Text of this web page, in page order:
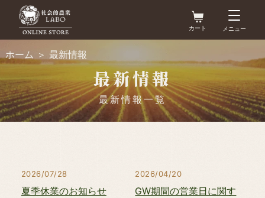
ン
ツ
に
ス
カート
ト
メニュー
商品一覧
耕種農家様向け
最新情報 お問い合わせ
ホーム ＞ 最新情報
最新情報
最新情報一覧
2026/07/28
夏季休業のお知らせ
2026/04/20
GW期間の営業日に関す